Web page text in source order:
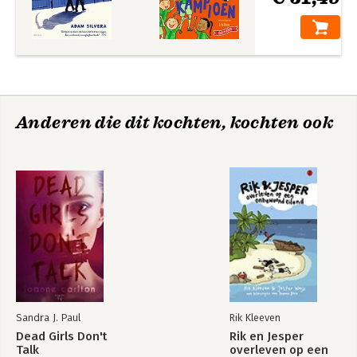
Anderen die dit kochten, kochten ook
Sandra J. Paul
Dead Girls Don't
Talk
Rik Kleeven
Rik en Jesper
overleven op een